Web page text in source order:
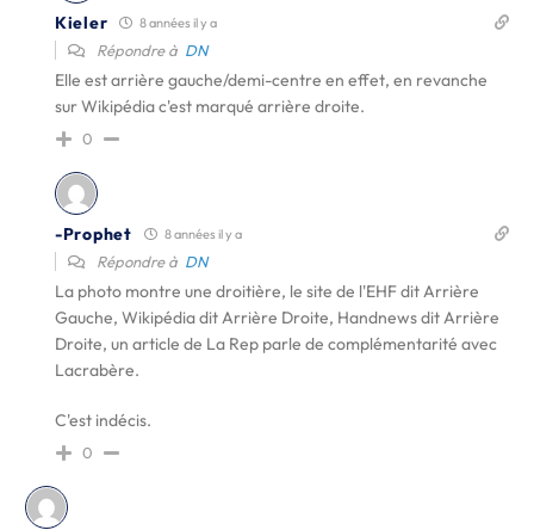
Kieler 8 années il y a
Répondre à DN
Elle est arrière gauche/demi-centre en effet, en revanche
sur Wikipédia c'est marqué arrière droite.
0
-Prophet 8 années il y a
Répondre à DN
La photo montre une droitière, le site de l'EHF dit Arrière
Gauche, Wikipédia dit Arrière Droite, Handnews dit Arrière
Droite, un article de La Rep parle de complémentarité avec
Lacrabère.
C'est indécis.
0